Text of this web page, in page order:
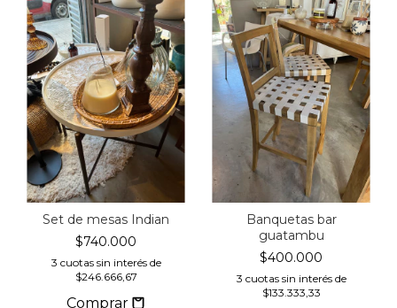
Set de mesas Indian
$740.000
3 cuotas sin interés de
$246.666,67
Banquetas bar
guatambu
$400.000
3 cuotas sin interés de
$133.333,33